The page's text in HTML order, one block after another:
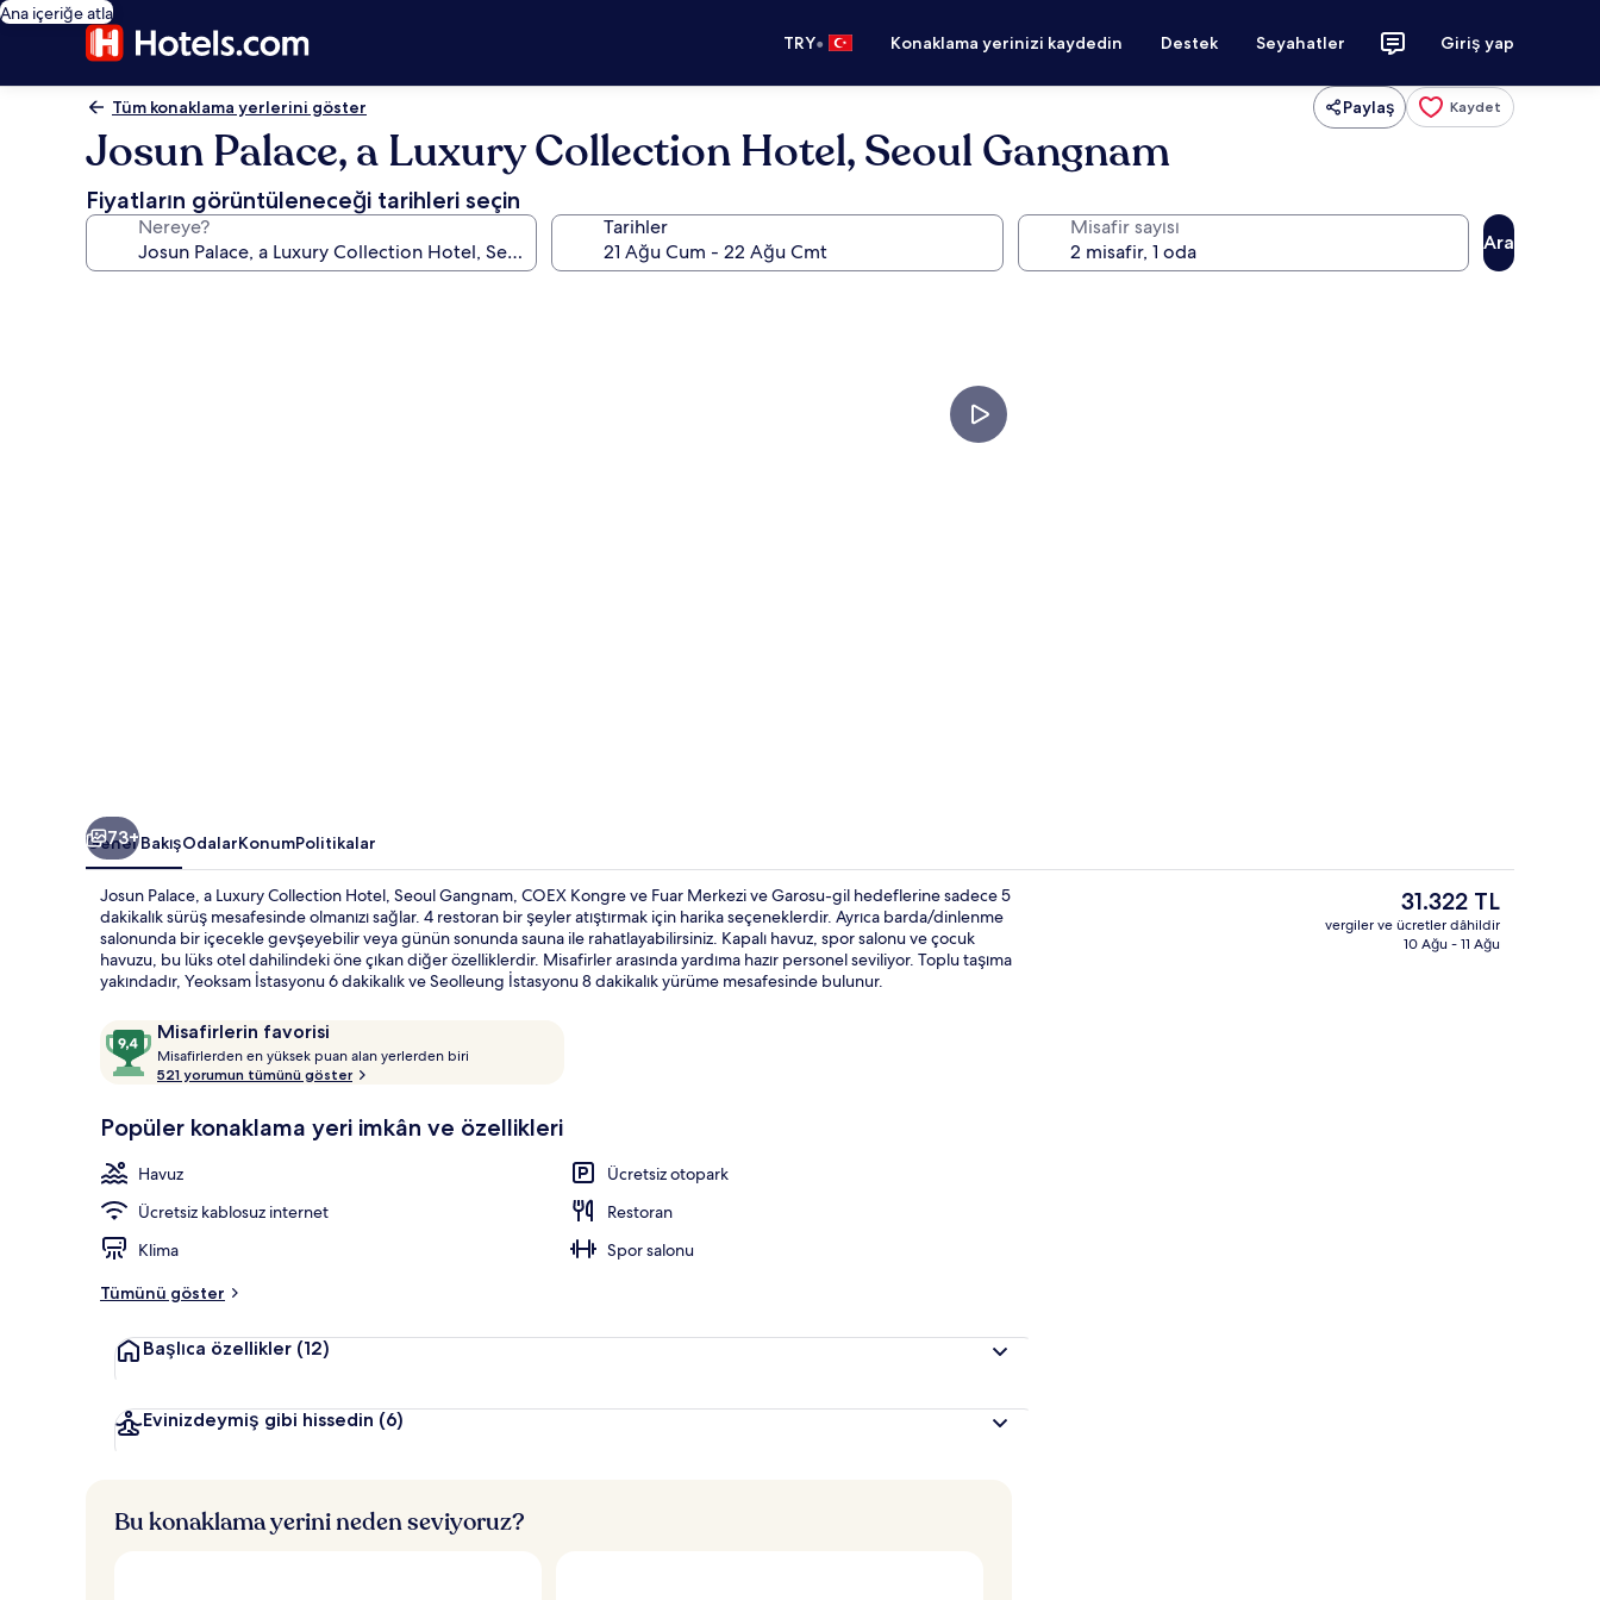
Ana içeriğe atla
TRY• Konaklama yerinizi kaydedin Destek Seyahatler Giriş yap
Tüm konaklama yerlerini göster Paylaş Kaydet
Josun Palace, a Luxury Collection Hotel, Seoul Gangnam
Fiyatların görüntüleneceği tarihleri seçin
Nereye? Tarihler Misafir sayısı
Ara
Dinlenme salonu
73+
Genel BakışOdalarKonumPolitikalar
Josun Palace, a Luxury Collection Hotel, Seoul Gangnam, COEX Kongre ve Fuar Merkezi ve Garosu-gil hedeflerine sadece 5
dakikalık sürüş mesafesinde olmanızı sağlar. 4 restoran bir şeyler atıştırmak için harika seçeneklerdir. Ayrıca barda/dinlenme
salonunda bir içecekle gevşeyebilir veya günün sonunda sauna ile rahatlayabilirsiniz. Kapalı havuz, spor salonu ve çocuk
havuzu, bu lüks otel dahilindeki öne çıkan diğer özelliklerdir. Misafirler arasında yardıma hazır personel seviliyor. Toplu taşıma
yakındadır, Yeoksam İstasyonu 6 dakikalık ve Seolleung İstasyonu 8 dakikalık yürüme mesafesinde bulunur.
YorumlarMisafirlerin favorisi
10
üzerinden
9,4,
favorisi
Misafirlerden en yüksek puan alan yerlerden biri
f
k
521 yorumun tümünü göster
Popüler konaklama yeri imkân ve özellikleri
Havuz
Ücretsiz otopark
Ücretsiz kablosuz internet
Restoran
Klima
Spor salonu
Tümünü göster
Başlıca özellikler (12)
Evinizdeymiş gibi hissedin (6)
Şu
anki
fiyat
31.322 TL
vergiler ve ücretler dâhildir
10 Ağu - 11 Ağu
Bu konaklama yerini neden seviyoruz?